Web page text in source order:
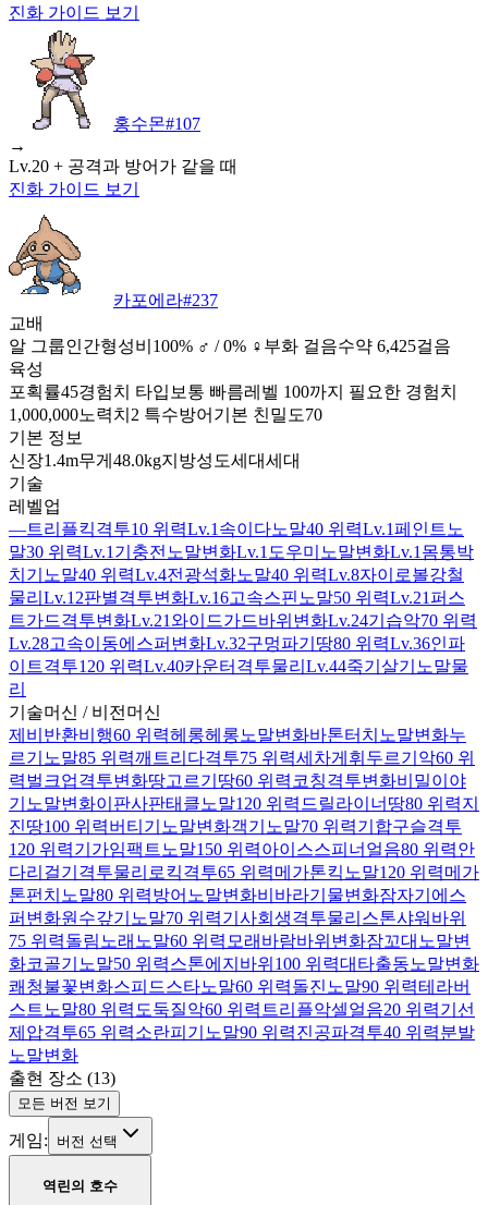
진화 가이드 보기
홍수몬#107
→
Lv.20 + 공격과 방어가 같을 때
진화 가이드 보기
카포에라#237
교배
알 그룹인간형성비 100% ♂ / 0% ♀ 부화 걸음수약 6,425걸음
육성
포획률45경험치 타입 보통 빠름레벨 100까지 필요한 경험치
1,000,000노력치 2 특수방어 기본 친밀도70
기본 정보
신장1.4m무게 48.0kg지방성도세대세대
기술
레벨업
—트리플킥격투10 위력Lv.1 속이다노말40 위력Lv.1페인트 노
말30 위력Lv.1 기충전 노말변화Lv.1 도우미 노말변화Lv.1 몸통박
치기 노말40 위력Lv.4전광석화노말40 위력Lv.8자이로볼강철
물리 Lv.12판별격투변화Lv.16고속스핀 노말50 위력Lv.21 퍼스
트가드격투변화Lv.21와이드가드바위 변화Lv.24기습악70 위력
Lv.28고속이동에스퍼 변화Lv.32구멍파기 땅80 위력Lv.36인파
이트격투120 위력Lv.40카운터 격투물리 Lv.44죽기살기 노말물
리
기술머신 / 비전머신
제비반환비행60 위력헤롱헤롱노말변화바톤터치 노말변화누
르기 노말85 위력깨트리다격투75 위력세차게휘두르기 악60 위
력벌크업격투변화땅고르기 땅60 위력 코칭격투변화비밀이야
기 노말변화이판사판태클노말120 위력 드릴라이너 땅80 위력지
진땅100 위력버티기 노말변화객기 노말70 위력기합구슬격투
120 위력기가임팩트 노말150 위력아이스스피너 얼음80 위력안
다리걸기 격투물리 로킥격투65 위력메가톤킥 노말120 위력메가
톤펀치 노말80 위력방어 노말변화비바라기 물변화잠자기 에스
퍼 변화원수갚기 노말70 위력기사회생격투물리 스톤샤워 바위
75 위력돌림노래 노말60 위력 모래바람바위 변화잠꼬대 노말변
화코골기 노말50 위력스톤에지 바위 100 위력대타출동노말변화
쾌청불꽃변화스피드스타노말60 위력돌진 노말90 위력테라버
스트 노말80 위력 도둑질악60 위력 트리플악셀얼음20 위력기선
제압격투65 위력소란피기 노말90 위력진공파격투40 위력분발
노말변화
출현 장소 (13)
모든 버전 보기
게임: 버전 선택
역린의 호수